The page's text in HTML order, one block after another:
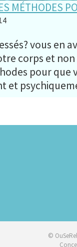
MÉTHODES
vous en
corps et non
pour que
et
©